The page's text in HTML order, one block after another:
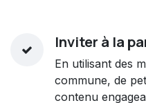
Inviter à la
En utilisant des
commune, de
contenu